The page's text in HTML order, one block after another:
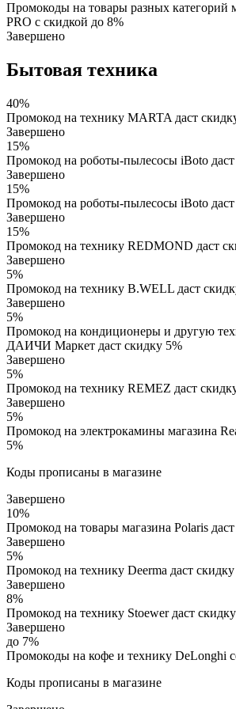
Промокоды на товары разных категорий
PRO с скидкой до 8%
Завершено
Бытовая техника
40%
Промокод на технику MARTA даст
Завершено
15%
Промокод на роботы-пылесосы iBoto
Завершено
15%
Промокод на роботы-пылесосы iBoto
Завершено
15%
Промокод на технику REDMOND даст
Завершено
5%
Промокод на технику B.WELL даст
Завершено
5%
Промокод на кондиционеры и другую
ДАИЧИ Маркет даст скидку 5%
Завершено
5%
Промокод на технику REMEZ даст
Завершено
5%
Промокод на электрокамины магазина
5%
Коды прописаны в магазине
Завершено
10%
Промокод на товары магазина Polaris
Завершено
5%
Промокод на технику Deerma даст
Завершено
8%
Промокод на технику Stoewer даст
Завершено
до 7%
Промокоды на кофе и технику DeLonghi
Коды прописаны в магазине